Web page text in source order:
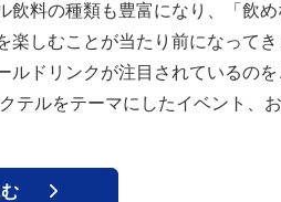
飲料の種類も豊富になり、「飲め
楽しむことが当たり前になってき
ルドリンクが注目されているの
テルをテーマにしたイベント、